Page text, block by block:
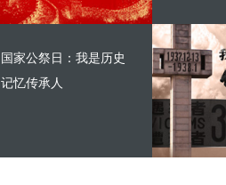
国家公祭日：我是历史
记忆传承人